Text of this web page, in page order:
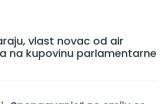
vlast novac od air
na kupovinu parlamentarne